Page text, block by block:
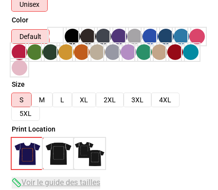
Unisex
Color
Default
Size
S
M L XL 2XL 3XL
4XL
5XL
Print Location
Voir le guide des tailles